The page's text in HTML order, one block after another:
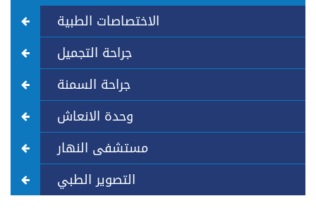
الاختصاصات الطبية
جراحة التجميل
جراحة السمنة
وحدة الانعاش
مستشفى النهار
التصوير الطبي